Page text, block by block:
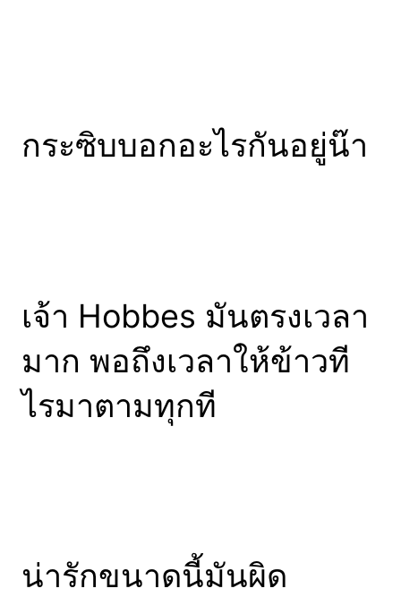
กระซิบบอกอะไรกันอยู่น๊า
เจ้า Hobbes มันตรงเวลา
มาก พอถึงเวลาให้ข้าวที
ไรมาตามทุกที
น่ารักขนาดนี้มันผิด